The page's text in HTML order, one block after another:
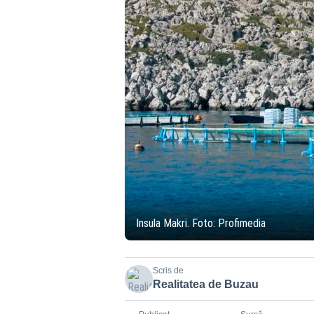
Insula Makri. Foto: Profimedia
Scris de
Realitatea de Buzau